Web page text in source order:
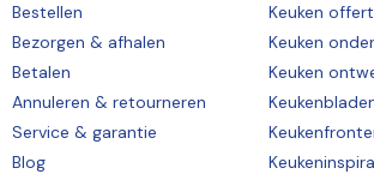
Bestellen
Bezorgen & afhalen
Betalen
Annuleren & retourneren
Service & garantie
Blog
Keuken
Keuken
Keuken